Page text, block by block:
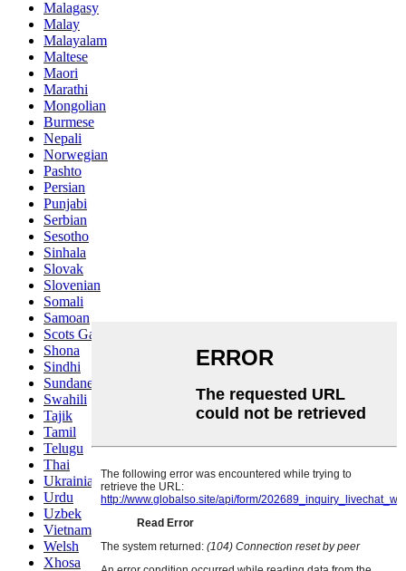
Malagasy
Malay
Malayalam
Maltese
Maori
Marathi
Mongolian
Burmese
Nepali
Norwegian
Pashto
Persian
Punjabi
Serbian
Sesotho
Sinhala
Slovak
Slovenian
Somali
Samoan
Scots Gaelic
Shona
Sindhi
Sundanese
Swahili
Tajik
Tamil
Telugu
Thai
Ukrainian
Urdu
Uzbek
Vietnamese
Welsh
Xhosa